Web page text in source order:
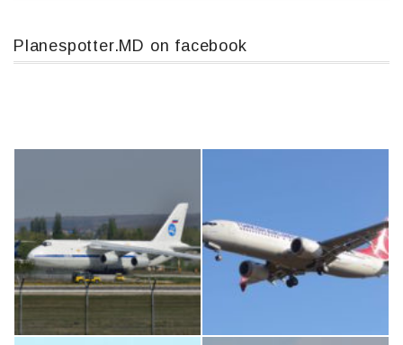
Planespotter.MD on facebook